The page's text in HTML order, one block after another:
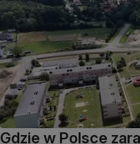
Gdzie w Polsce